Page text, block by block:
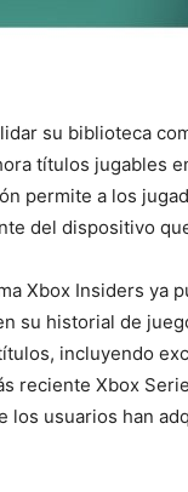
su biblioteca
títulos jugables
permite a los
del dispositivo
Xbox Insiders ya
su historial de
incluyendo
reciente Xbox
usuarios han